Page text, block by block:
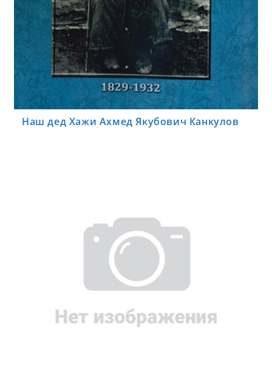
Наш дед Хажи Ахмед Якубович Канкулов